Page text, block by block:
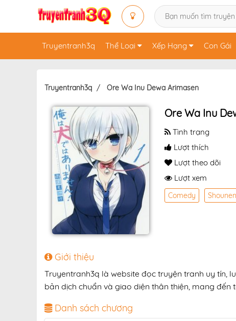
Truyentranh3q Thể Loại Xếp Hạng Con Gái
Truyentranh3q Ore Wa Inu Dewa Arimasen
Ore Wa Inu
Tình trạng
Lượt thích
Lượt theo dõi
Lượt xem
Comedy Shounen
Giới thiệu
Truyentranh3q là website đọc truyện tranh uy tín,
bản dịch chuẩn và giao diện thân thiện, mang
Danh sách chương